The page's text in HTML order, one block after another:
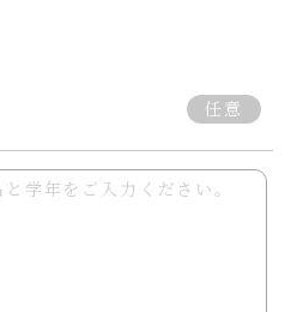
任意